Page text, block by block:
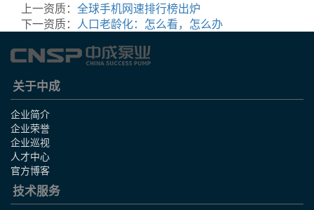
上一资质： 全球手机网速排行榜出炉
下一资质： 人口老龄化：怎么看，怎么办
关于中成
企业简介
企业荣誉
企业巡视
人才中心
官方博客
技术服务